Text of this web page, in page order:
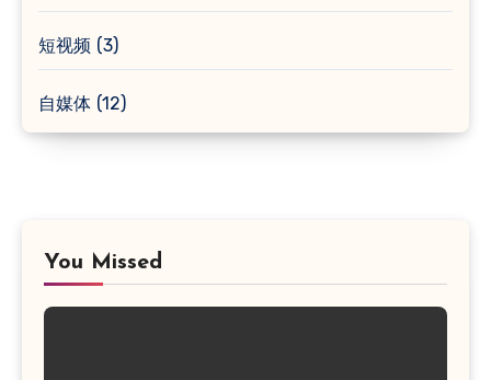
短视频 (3)
自媒体 (12)
You Missed